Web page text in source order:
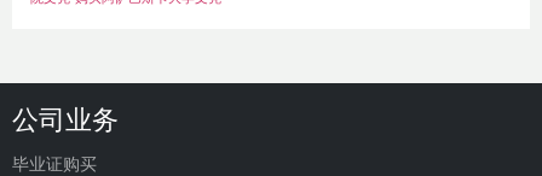
公司业务
毕业证购买